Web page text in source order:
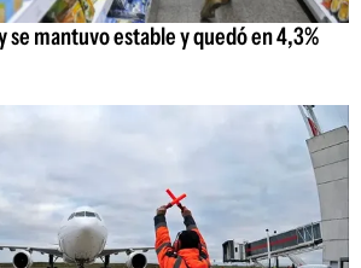
se mantuvo estable y quedó en 4,3%